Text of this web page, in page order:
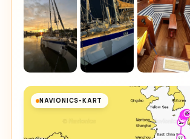
NAVIONICS-KART